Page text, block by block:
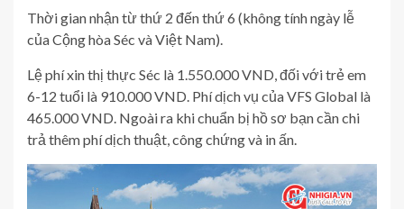
Thời gian nhận từ thứ 2 đến thứ 6 (không tính ngày lễ
của Cộng hòa Séc và Việt Nam).
Lệ phí xin thị thực Séc là 1.550.000 VND, đối với trẻ em
6-12 tuổi là 910.000 VND. Phí dịch vụ của VFS Global là
465.000 VND. Ngoài ra khi chuẩn bị hồ sơ bạn cần chi
trả thêm phí dịch thuật, công chứng và in ấn.